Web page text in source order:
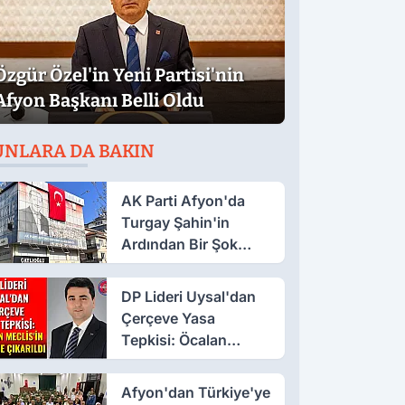
Özel'in Yeni Partisi'nin
Başkanı Belli Oldu
DA BAKIN
AK Parti Afyon'da
Turgay Şahin'in
Ardından Bir Şok
Daha!
DP Lideri Uysal'dan
Çerçeve Yasa
Tepkisi: Öcalan
Meclis'in Üzerine
Çıkarıldı
Afyon'dan Türkiye'ye